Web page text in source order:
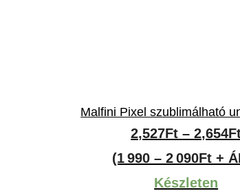
Malfini Pixel szublimálható
2,527Ft – 2,654
(1 990 – 2 090Ft +
Készleten